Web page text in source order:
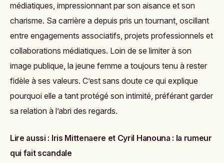
médiatiques, impressionnant par son aisance et son
charisme. Sa carrière a depuis pris un tournant, oscillant
entre engagements associatifs, projets professionnels et
collaborations médiatiques. Loin de se limiter à son
image publique, la jeune femme a toujours tenu à rester
fidèle à ses valeurs. C’est sans doute ce qui explique
pourquoi elle a tant protégé son intimité, préférant garder
sa relation à l’abri des regards.
Lire aussi : Iris Mittenaere et Cyril Hanouna : la rumeur
qui fait scandale